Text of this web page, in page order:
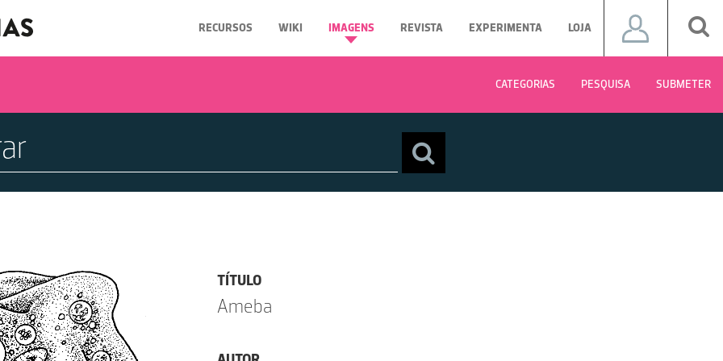
RECURSOS WIKI IMAGENS REVISTA EXPERIMENTA LOJA
CATEGORIAS PESQUISA SUBMETER
TÍTULO
Ameba